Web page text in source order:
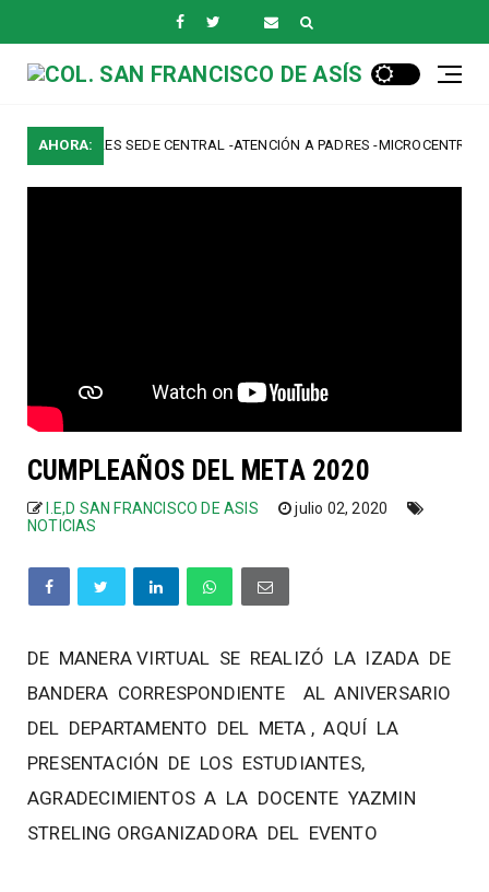
AHORA:
GENERALES SEDE CENTRAL -ATENCIÓN A PADRES -MICROCENTROS
CUMPLEAÑOS DEL META 2020
I.E,D SAN FRANCISCO DE ASIS
julio 02, 2020
NOTICIAS
DE MANERA VIRTUAL SE REALIZÓ LA IZADA DE
BANDERA CORRESPONDIENTE AL ANIVERSARIO
DEL DEPARTAMENTO DEL META , AQUÍ LA
PRESENTACIÓN DE LOS ESTUDIANTES,
AGRADECIMIENTOS A LA DOCENTE YAZMIN
STRELING ORGANIZADORA DEL EVENTO